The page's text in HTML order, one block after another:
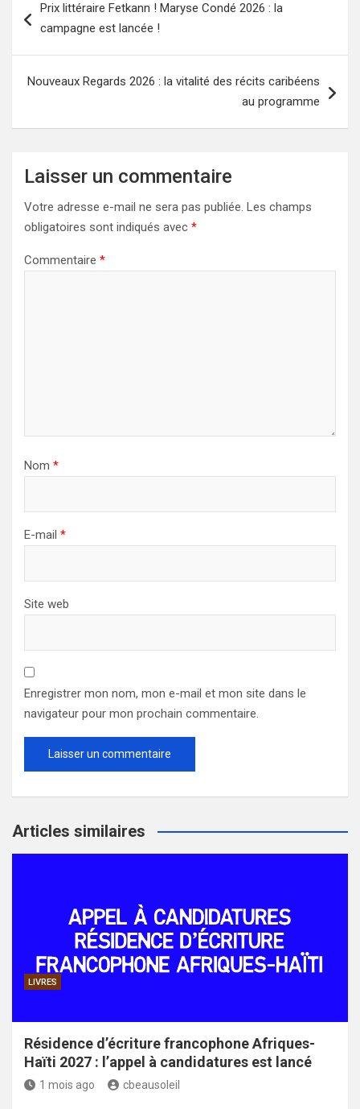
de
Prix littéraire Fetkann ! Maryse Condé 2026 : la
campagne est lancée !
Nouveaux Regards 2026 : la vitalité des récits caribéens
au programme
Laisser un commentaire
Votre adresse e-mail ne sera pas publiée. Les champs
obligatoires sont indiqués avec *
Commentaire *
Nom *
E-mail *
Site web
Enregistrer mon nom, mon e-mail et mon site dans le
navigateur pour mon prochain commentaire.
Articles similaires
LIVRES
Résidence d’écriture francophone Afriques-
Haïti 2027 : l’appel à candidatures est lancé
1 mois ago cbeausoleil